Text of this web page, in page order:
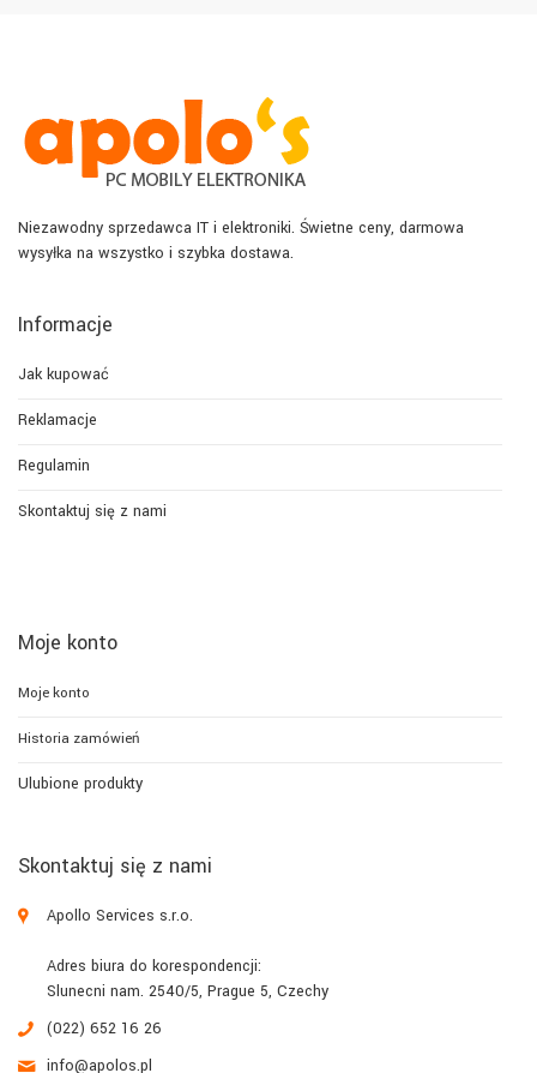
Niezawodny sprzedawca IT i elektroniki. Świetne ceny, darmowa
wysyłka na wszystko i szybka dostawa.
Informacje
Jak kupować
Reklamacje
Regulamin
Skontaktuj się z nami
Moje konto
Moje konto
Historia zamówień
Ulubione produkty
Skontaktuj się z nami
Apollo Services s.r.o.
Adres biura do korespondencji:
Slunecni nam. 2540/5, Prague 5, Czechy
(022) 652 16 26
info@apolos.pl